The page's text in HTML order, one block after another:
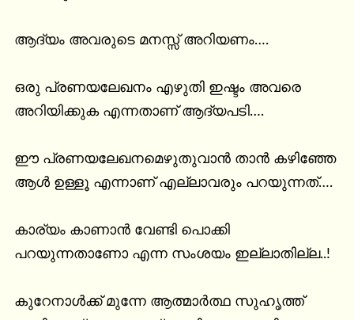
ആദ്യം അവരുടെ മനസ്സ് അറിയണം….
ഒരു പ്രണയലേഖനം എഴുതി ഇഷ്ടം അവരെ
അറിയിക്കുക എന്നതാണ് ആദ്യപടി….
ഈ പ്രണയലേഖനമെഴുതുവാൻ താൻ കഴിഞ്ഞേ
ആൾ ഉള്ളൂ എന്നാണ് എല്ലാവരും പറയുന്നത്….
കാര്യം കാണാൻ വേണ്ടി പൊക്കി
പറയുന്നതാണോ എന്ന സംശയം ഇല്ലാതില്ല..!
കുറേനാൾക്ക് മുന്നേ ആത്മാർത്ഥ സുഹൃത്ത്